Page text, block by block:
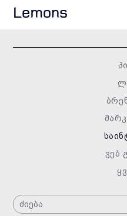
Lemons
ვებ